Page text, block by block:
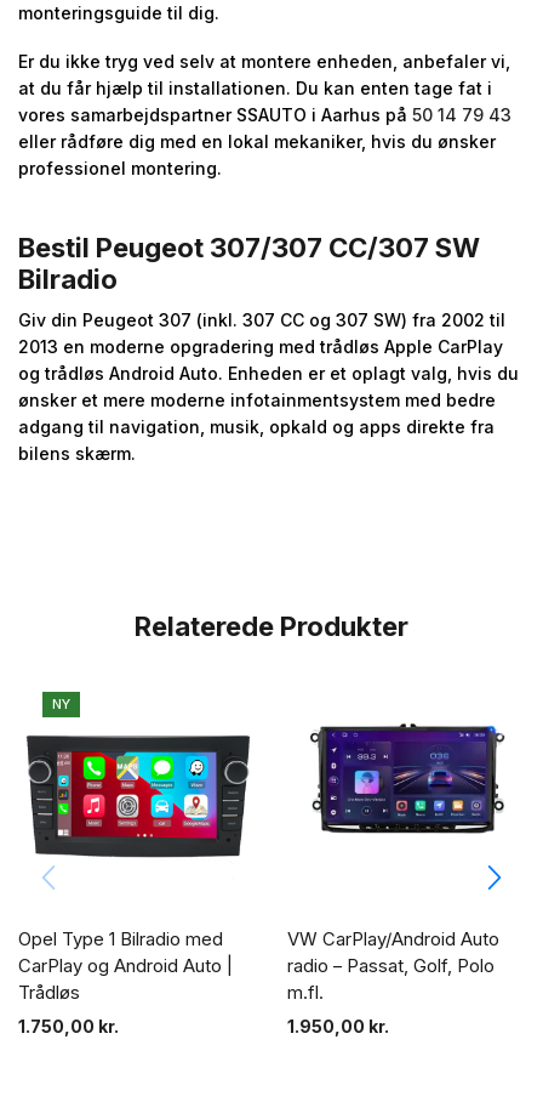
monteringsguide til dig.
Er du ikke tryg ved selv at montere enheden, anbefaler vi,
at du får hjælp til installationen. Du kan enten tage fat i
vores samarbejdspartner SSAUTO i Aarhus på 50 14 79 43
eller rådføre dig med en lokal mekaniker, hvis du ønsker
professionel montering.
Bestil Peugeot 307/307 CC/307 SW
Bilradio
Giv din Peugeot 307 (inkl. 307 CC og 307 SW) fra 2002 til
2013 en moderne opgradering med trådløs Apple CarPlay
og trådløs Android Auto. Enheden er et oplagt valg, hvis du
ønsker et mere moderne infotainmentsystem med bedre
adgang til navigation, musik, opkald og apps direkte fra
bilens skærm.
Relaterede Produkter
NY
Opel Type 1 Bilradio med
CarPlay og Android Auto |
Trådløs
1.750,00 kr.
VW CarPlay/Android Auto
radio – Passat, Golf, Polo
m.fl.
1.950,00 kr.